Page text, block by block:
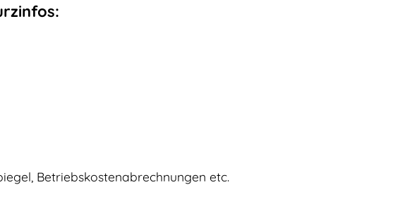
Betriebskostenabrechnungen etc.